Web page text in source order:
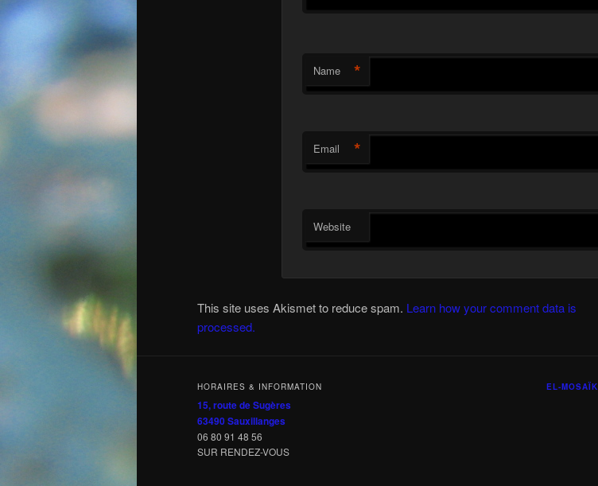
Name *
Email *
Website
This site uses Akismet to reduce spam. Learn how your comment data is
processed.
HORAIRES & INFORMATION
15, route de Sugères
63490 Sauxillanges
06 80 91 48 56
SUR RENDEZ-VOUS
EL-MOSAÏK